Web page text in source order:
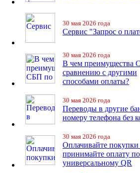
30 мая 2026 года
Сервис "Запрос о
30 мая 2026 года
В чем преимущества
сравнению с другими
способами оплаты?
30 мая 2026 года
Переводы в другие
номеру телефона без
30 мая 2026 года
Оплачивайте покупки
принимайте оплату по
универсальному QR